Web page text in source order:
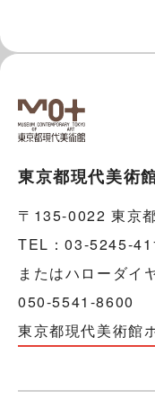
東京都現代美術
〒135-0022 東京
TEL：03-5245-
またはハローダイ
050-5541-8600
東京都現代美術館